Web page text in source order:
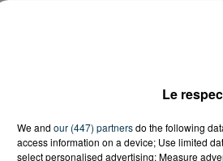
Le
We and our (447) partnersdo the following
access information on a device; Use limited
select personalised advertising; Measure